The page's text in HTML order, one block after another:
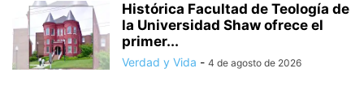
Histórica Facultad de Teología de
la Universidad Shaw ofrece el
primer...
Verdad y Vida - 4 de agosto de 2026